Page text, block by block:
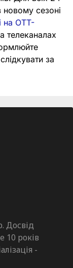
сезоні
на OTT-
телеканалах
за
Досвід
10 років
-